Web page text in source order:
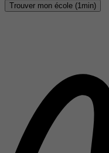
Trouver mon école (1min)